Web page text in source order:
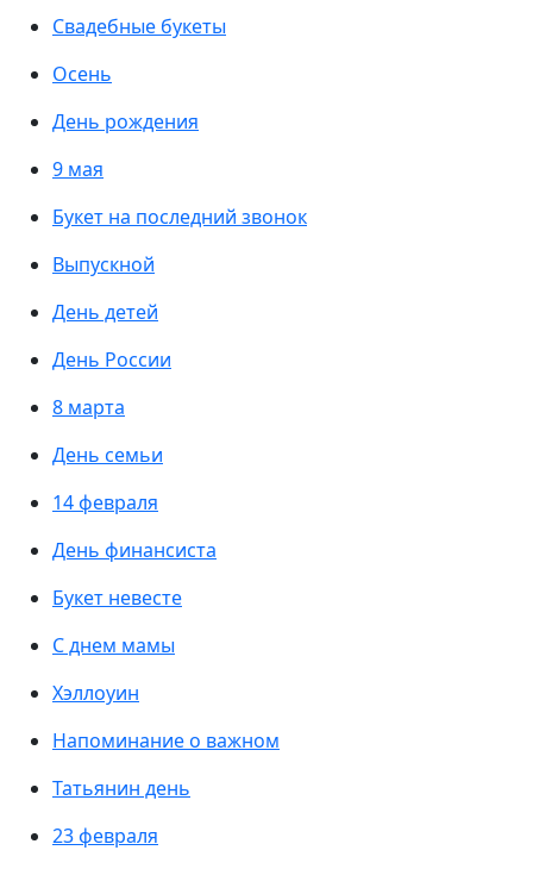
Свадебные букеты
Осень
День рождения
9 мая
Букет на последний звонок
Выпускной
День детей
День России
8 марта
День семьи
14 февраля
День финансиста
Букет невесте
С днем мамы
Хэллоуин
Напоминание о важном
Татьянин день
23 февраля